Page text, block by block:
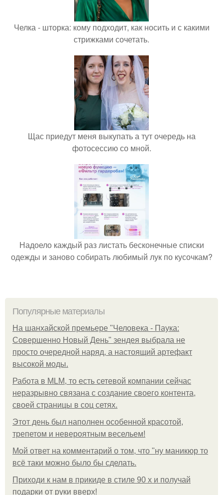
Челка - шторка: кому подходит, как носить и с какими
стрижками сочетать.
Щас приедут меня выкупать а тут очередь на
фотосессию со мной.
Надоело каждый раз листать бесконечные списки
одежды и заново собирать любимый лук по кусочкам?
Популярные материалы
На шанхайской премьере "Человека - Паука:
Совершенно Новый День" зендея выбрала не
просто очередной наряд, а настоящий артефакт
высокой моды.
Работа в MLM, то есть сетевой компании сейчас
неразрывно связана с создание своего контента,
своей страницы в соц сетях.
Этот день был наполнен особенной красотой,
трепетом и невероятным весельем!
Мой ответ на комментарий о том, что "ну маникюр то
всё таки можно было бы сделать.
Приходи к нам в прикиде в стиле 90 х и получай
подарки от руки вверх!